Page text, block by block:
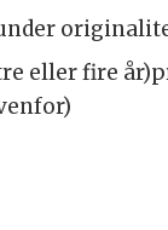
eller fire